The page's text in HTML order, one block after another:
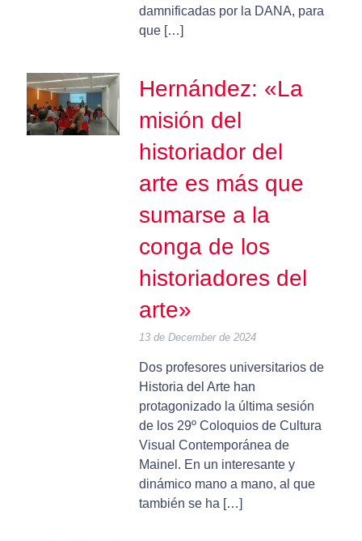
damnificadas por la DANA, para
que […]
Hernández: «La
misión del
historiador del
arte es más que
sumarse a la
conga de los
historiadores del
arte»
13 de December de 2024
Dos profesores universitarios de
Historia del Arte han
protagonizado la última sesión
de los 29º Coloquios de Cultura
Visual Contemporánea de
Mainel. En un interesante y
dinámico mano a mano, al que
también se ha […]